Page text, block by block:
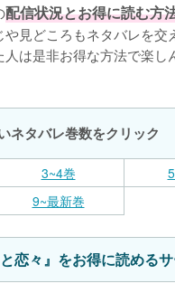
配信状況とお得に読む方
見どころもネタバレを交
は是非お得な方法で楽し
ネタバレ巻数をクリック
3~4巻
9~最新巻
恋々』をお得に読める